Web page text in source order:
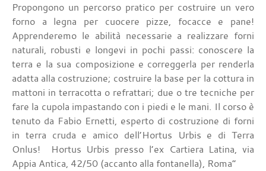
Propongono un percorso pratico per costruire un vero
forno a legna per cuocere pizze, focacce e pane!
Apprenderemo le abilità necessarie a realizzare forni
naturali, robusti e longevi in pochi passi: conoscere la
terra e la sua composizione e correggerla per renderla
adatta alla costruzione; costruire la base per la cottura in
mattoni in terracotta o refrattari; due o tre tecniche per
fare la cupola impastando con i piedi e le mani. Il corso è
tenuto da Fabio Ernetti, esperto di costruzione di forni
in terra cruda e amico dell’Hortus Urbis e di Terra
Onlus! Hortus Urbis presso l’ex Cartiera Latina, via
Appia Antica, 42/50 (accanto alla fontanella), Roma”